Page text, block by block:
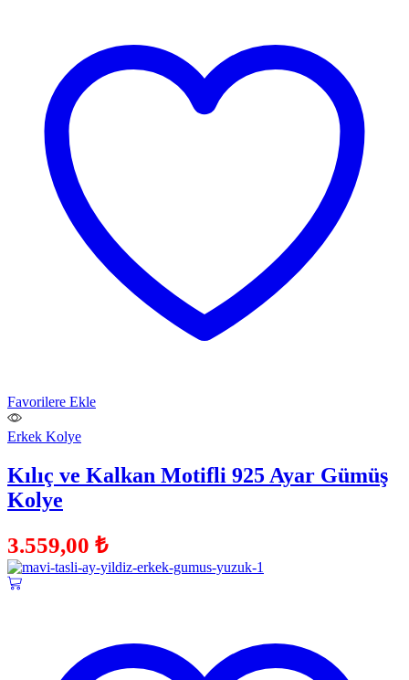
Favorilere Ekle
Erkek Kolye
Kılıç ve Kalkan Motifli 925 Ayar Gümüş
Kolye
3.559,00 ₺